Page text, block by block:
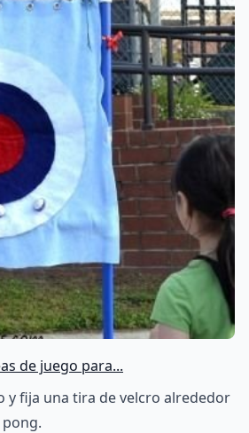
de juego para...
y fija una tira de velcro alrededor